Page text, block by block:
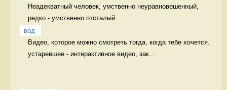
Неадекватный человек, умственно неуравновешенный,
редко - умственно отсталый.
вод
Видео, которое можно смотреть тогда, когда тебе хочется.
устаревшее - интерактивное видео, зак...